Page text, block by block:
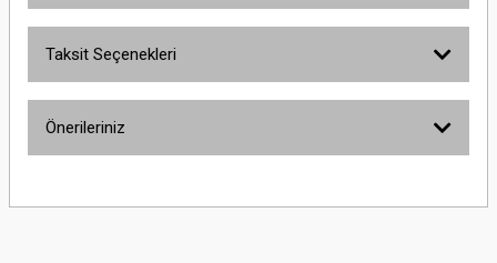
Taksit Seçenekleri
Önerileriniz
yetersiz gördüğünüz noktaları öneri formunu kullanarak tarafımıza